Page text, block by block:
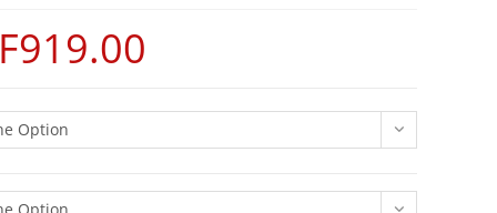
919.00
Option